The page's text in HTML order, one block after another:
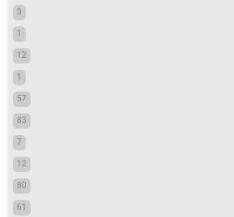
3
1
12
1
57
83
7
12
80
61